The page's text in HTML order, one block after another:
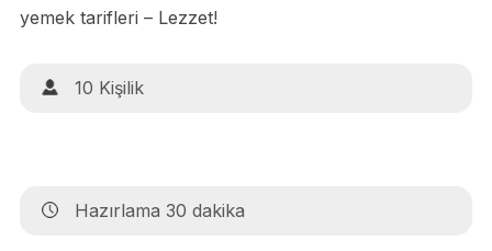
yemek tarifleri – Lezzet!
10 Kişilik
Hazırlama 30 dakika